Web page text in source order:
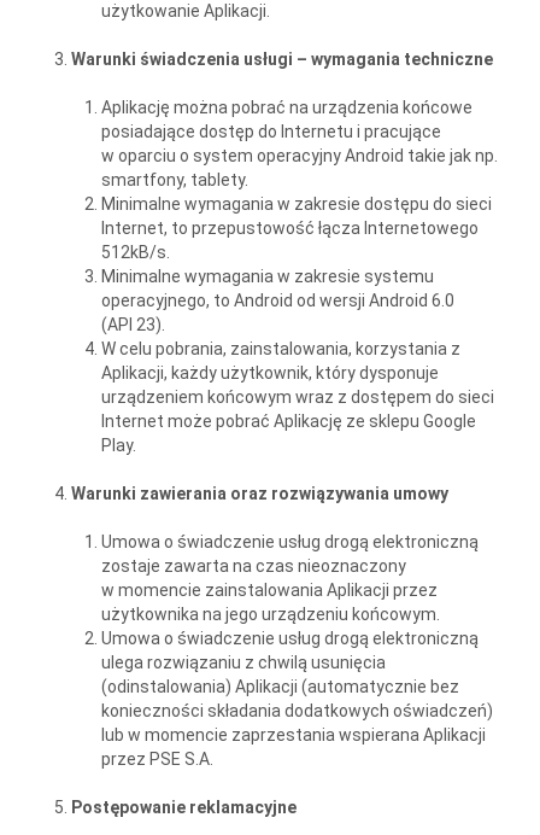
użytkowanie Aplikacji.
Warunki świadczenia usługi – wymagania techniczne
Aplikację można pobrać na urządzenia końcowe
posiadające dostęp do Internetu i pracujące
w oparciu o system operacyjny Android takie jak np.
smartfony, tablety.
Minimalne wymagania w zakresie dostępu do sieci
Internet, to przepustowość łącza Internetowego
512kB/s.
Minimalne wymagania w zakresie systemu
operacyjnego, to Android od wersji Android 6.0
(API 23).
W celu pobrania, zainstalowania, korzystania z
Aplikacji, każdy użytkownik, który dysponuje
urządzeniem końcowym wraz z dostępem do sieci
Internet może pobrać Aplikację ze sklepu Google
Play.
Warunki zawierania oraz rozwiązywania umowy
Umowa o świadczenie usług drogą elektroniczną
zostaje zawarta na czas nieoznaczony
w momencie zainstalowania Aplikacji przez
użytkownika na jego urządzeniu końcowym.
Umowa o świadczenie usług drogą elektroniczną
ulega rozwiązaniu z chwilą usunięcia
(odinstalowania) Aplikacji (automatycznie bez
konieczności składania dodatkowych oświadczeń)
lub w momencie zaprzestania wspierana Aplikacji
przez PSE S.A.
Postępowanie reklamacyjne